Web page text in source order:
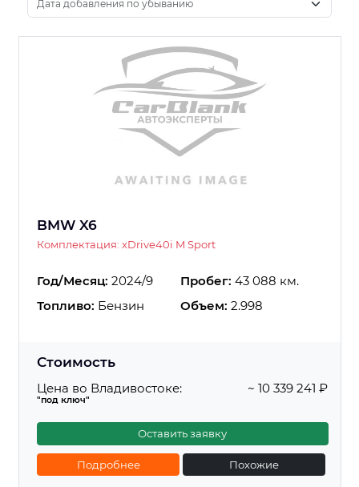
BMW X6
Комплектация: xDrive40i M Sport
Год/Месяц: 2024/9 Пробег: 43 088 км.
Топливо: Бензин Объем: 2.998
Стоимость
Цена во Владивостоке:
"под ключ"
~ 10 339 241 ₽
Оставить заявку
Подробнее Похожие